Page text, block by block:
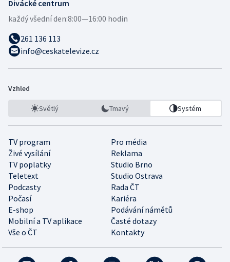
Divácké centrum
každý všední den:8:00—16:00 hodin
261 136 113
info@ceskatelevize.cz
Vzhled
Světlý Tmavý Systém
TV program
Pro média
Živé vysílání
Reklama
TV poplatky
Studio Brno
Teletext
Studio Ostrava
Podcasty
Rada ČT
Počasí
Kariéra
E-shop
Podávání námětů
Mobilní a TV aplikace
Časté dotazy
Vše o ČT
Kontakty